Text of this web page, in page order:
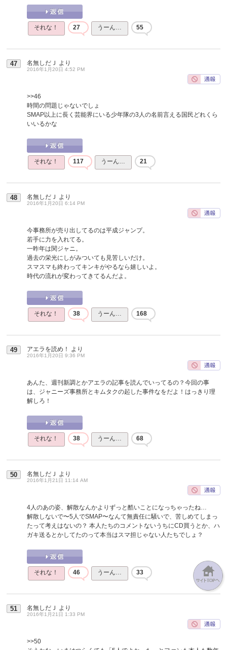
それな！ 27 うーん… 55
47 名無しだＪ より
2016年1月20日 4:52 PM
>>46
時間の問題じゃないでしょ
SMAP以上に長く芸能界にいる少年隊の3人の名前言える国民どれくら
いいるかな
それな！ 117 うーん… 21
48 名無しだＪ より
2016年1月20日 6:14 PM
今事務所が売り出してるのは平成ジャンプ。
若手に力を入れてる。
一昨年は関ジャニ。
過去の栄光にしがみついても見苦しいだけ。
スマスマも終わってキンキがやるなら嬉しいよ。
時代の流れが変わってきてるんだよ。
それな！ 38 うーん… 168
49 アエラを読め！ より
2016年1月20日 9:36 PM
あんた、週刊新調とかアエラの記事を読んでいってるの？今回の事
は、ジャニーズ事務所とキムタクの起した事件なをだよ！はっきり理
解しろ！
それな！ 38 うーん… 68
50 名無しだＪ より
2016年1月21日 11:14 AM
4人のあの姿、解散なんかよりずっと酷いことになっちゃったね…
解散しないで〜5人でSMAP〜なんて無責任に騒いで、苦しめてしまっ
たって考えはないの？ 本人たちのコメントないうちにCD買うとか、ハ
ガキ送るとかしてたのって本当はスマ担じゃない人たちでしょ？
それな！ 46 うーん… 33
51 名無しだＪ より
2016年1月21日 1:33 PM
>>50